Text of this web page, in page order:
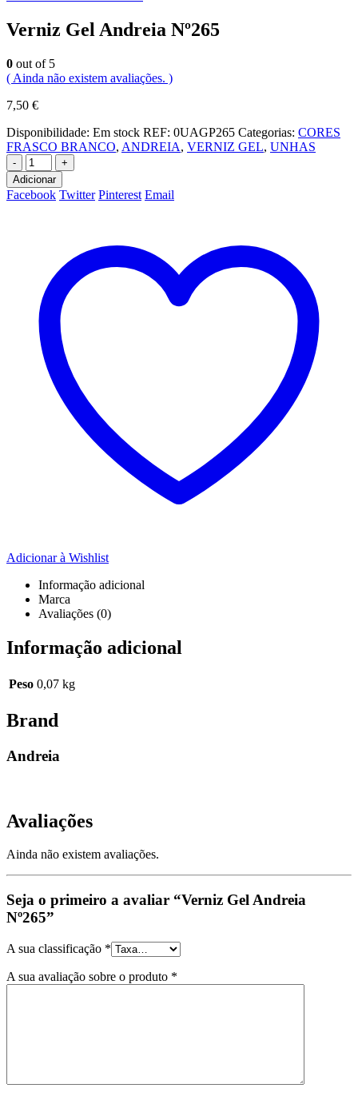
Verniz Gel Andreia Nº265
0 out of 5
( Ainda não existem avaliações. )
7,50 €
Disponibilidade: Em stock REF: 0UAGP265 Categorias: CORES
FRASCO BRANCO, ANDREIA, VERNIZ GEL, UNHAS
-
+
Adicionar
Facebook Twitter Pinterest Email
Adicionar à Wishlist
Informação adicional
Marca
Avaliações (0)
Informação adicional
Peso 0,07 kg
Brand
Andreia
Avaliações
Ainda não existem avaliações.
Seja o primeiro a avaliar “Verniz Gel Andreia
Nº265”
A sua classificação *
A sua avaliação sobre o produto *